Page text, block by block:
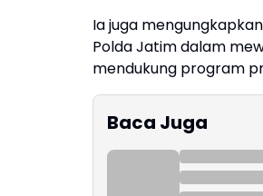
Ia juga
Polda Jatim dalam
mendukung program
Baca Juga